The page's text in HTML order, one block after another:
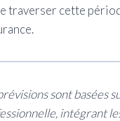
traverser cette
sont basées
intégrant